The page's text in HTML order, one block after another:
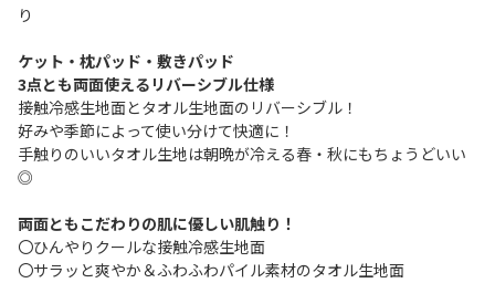
り
ケット・枕パッド・敷きパッド
3点とも両面使えるリバーシブル仕様
接触冷感生地面とタオル生地面のリバーシブル！
好みや季節によって使い分けて快適に！
手触りのいいタオル生地は朝晩が冷える春・秋にもちょうどいい
◎
両面ともこだわりの肌に優しい肌触り！
〇ひんやりクールな接触冷感生地面
〇サラッと爽やか＆ふわふわパイル素材のタオル生地面